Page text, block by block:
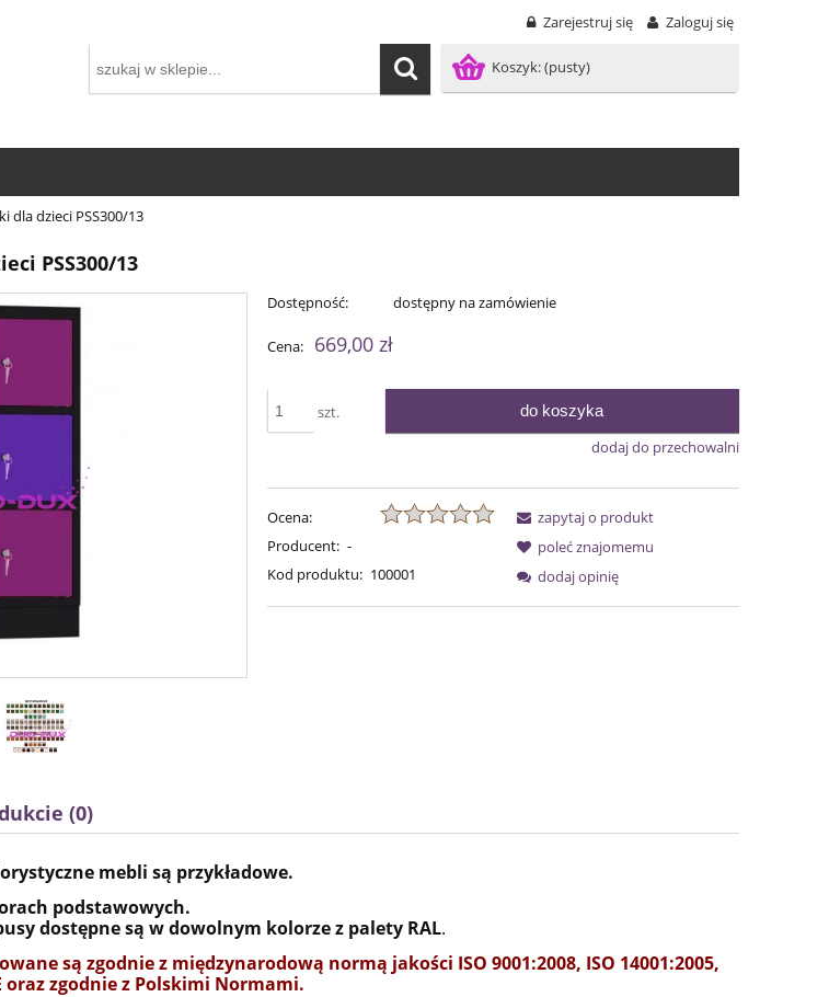
Zarejestruj się Zaloguj się
Koszyk:(pusty)
dla dzieci PSS300/13
PSS300/13
Dostępność: dostępny na zamówienie
Cena: 669,00 zł
szt. do koszyka
dodaj do przechowalni
Ocena:
Producent: -
Kod produktu: 100001
zapytaj o produkt
poleć znajomemu
dodaj opinię
(0)
mebli są przykładowe.
podstawowych.
dostępne są w dowolnym kolorze z palety RAL.
są zgodnie z międzynarodową normą jakości ISO 9001:2008, ISO 14001:2005,
oraz zgodnie z Polskimi Normami.